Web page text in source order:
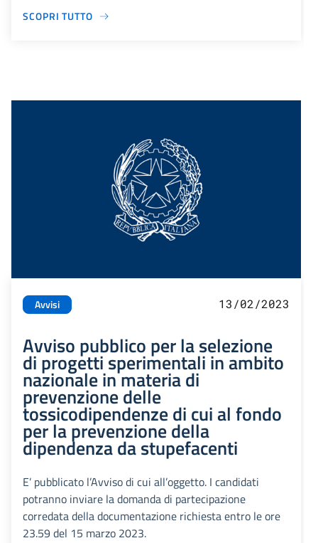
SCOPRI TUTTO
Avvisi 13/02/2023
Avviso pubblico per la selezione
di progetti sperimentali in ambito
nazionale in materia di
prevenzione delle
tossicodipendenze di cui al fondo
per la prevenzione della
dipendenza da stupefacenti
E’ pubblicato l’Avviso di cui all’oggetto. I candidati
potranno inviare la domanda di partecipazione
corredata della documentazione richiesta entro le ore
23.59 del 15 marzo 2023.